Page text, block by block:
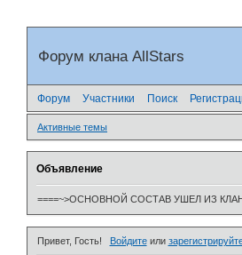
Форум клана AllStars
Форум Участники Поиск
Активные темы
Объявление
====~>ОСНОВНОЙ СОСТАВ УШЕЛ ИЗ
Привет, Гость! Войдитеили